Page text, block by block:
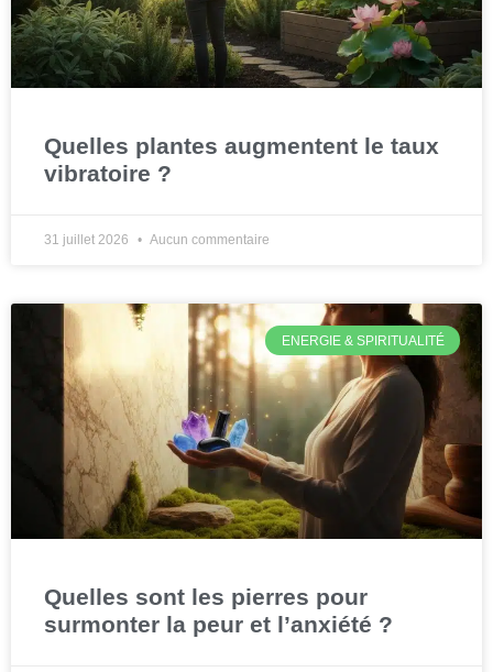
Quelles plantes augmentent le taux
vibratoire ?
31 juillet 2026 Aucun commentaire
ENERGIE & SPIRITUALITÉ
Quelles sont les pierres pour
surmonter la peur et l’anxiété ?